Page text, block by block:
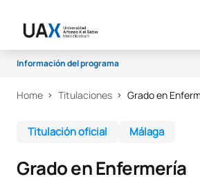
Información del programa
Programa
Prácticas
Home Titulaciones Grado en
Titulación oficial Málaga
Grado en Enfermería